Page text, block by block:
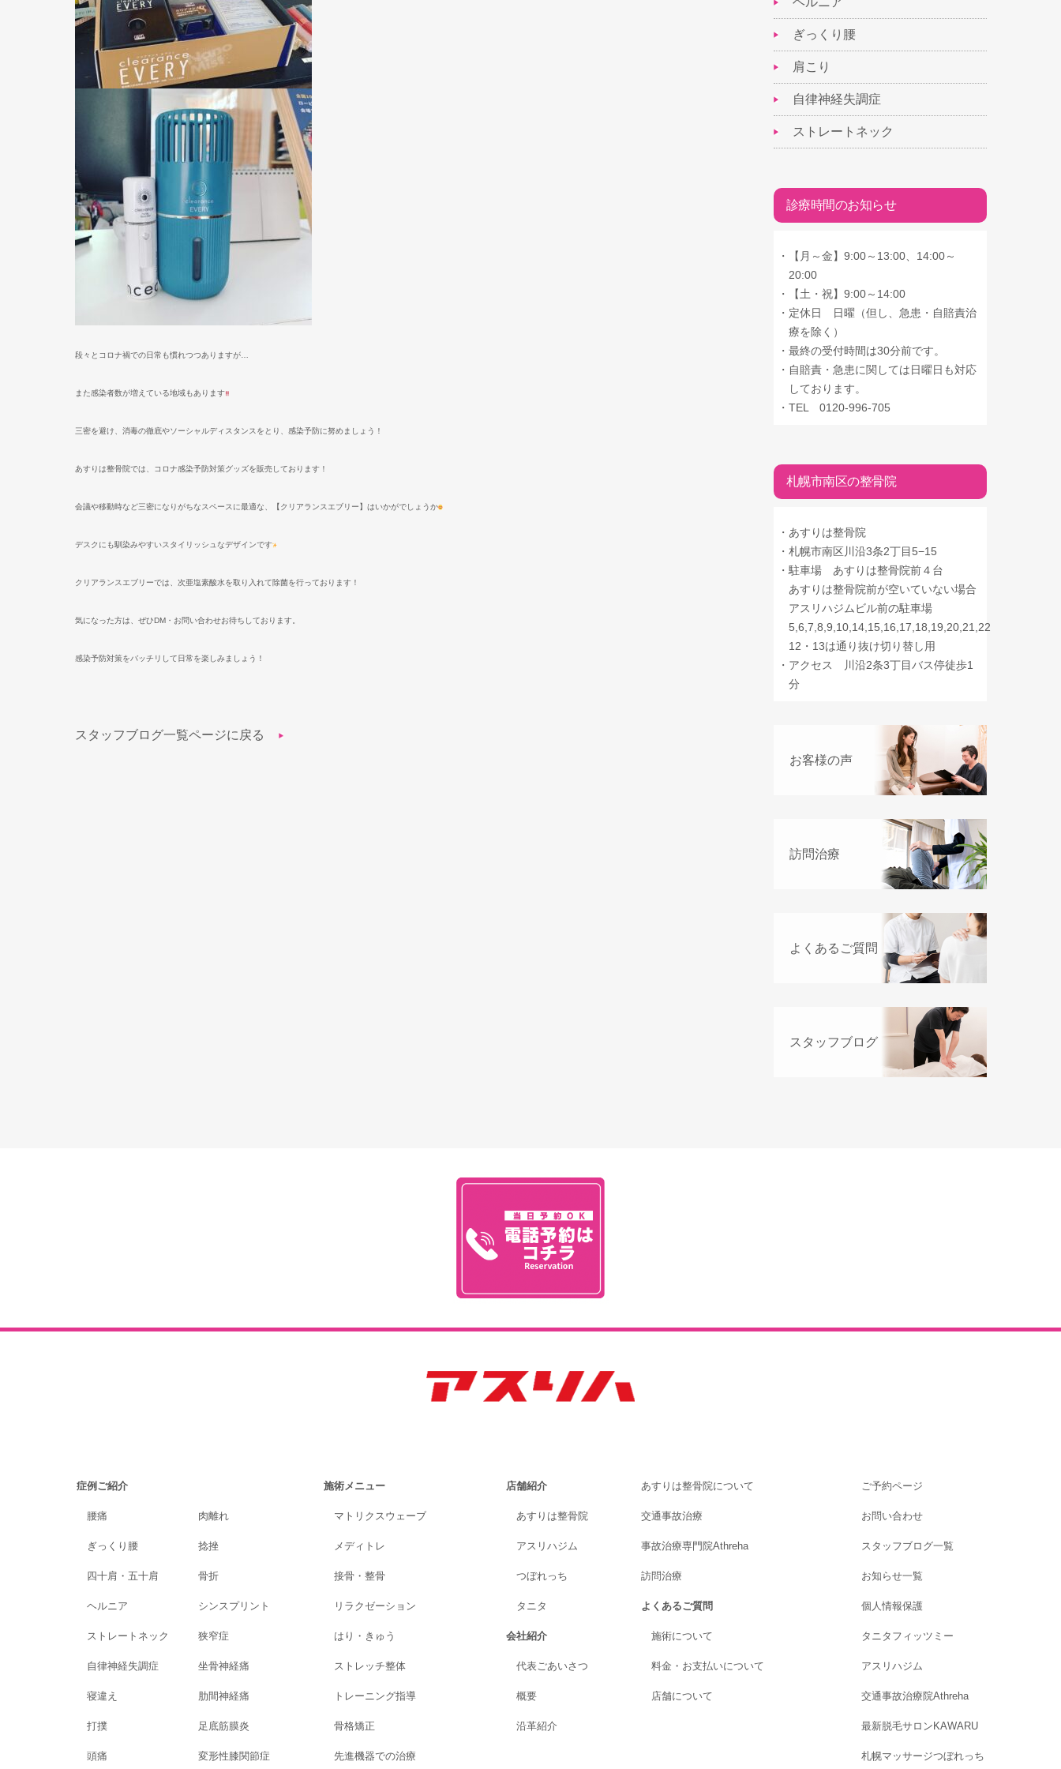
段々とコロナ禍での日常も慣れつつありますが…
また感染者数が増えている地域もあります
三密を避け、消毒の徹底やソーシャルディスタンスをとり、感染予防に努めましょう！
あすりは整骨院では、コロナ感染予防対策グッズを販売しております！
会議や移動時など三密になりがちなスペースに最適な、【クリアランスエブリー】はいかがでしょうか
デスクにも馴染みやすいスタイリッシュなデザインです
クリアランスエブリーでは、次亜塩素酸水を取り入れて除菌を行っております！
気になった方は、ぜひDM・お問い合わせお待ちしております。
感染予防対策をバッチリして日常を楽しみましょう！
スタッフブログ一覧ページに戻る
ぎっくり腰
肩こり
自律神経失調症
ストレートネック
診療時間のお知らせ
・
【月～金】9:00～13:00、14:00～
20:00
・
【土・祝】9:00～14:00
・ 定休日 日曜（但し、急患・自賠責治
療を除く）
・ 最終の受付時間は30分前です。
・ 自賠責・急患に関しては日曜日も対応
しております。
・ TEL 0120-996-705
札幌市南区の整骨院
・ あすりは整骨院
・ 札幌市南区川沿3条2丁目5−15
・ 駐車場 あすりは整骨院前４台
あすりは整骨院前が空いていない場合
アスリハジムビル前の駐車場
5,6,7,8,9,10,14,15,16,17,18,19,20,21,22
12・13は通り抜け切り替し用
・ アクセス 川沿2条3丁目バス停徒歩1
分
お客様の声
訪問治療
よくあるご質問
スタッフブログ
症例ご紹介
腰痛
ぎっくり腰
四十肩・五十肩
ヘルニア
ストレートネック
自律神経失調症
寝違え
打撲
頭痛
肉離れ
捻挫
骨折
シンスプリント
狭窄症
坐骨神経痛
肋間神経痛
足底筋膜炎
変形性膝関節症
施術メニュー
マトリクスウェーブ
メディトレ
接骨・整骨
リラクゼーション
はり・きゅう
ストレッチ整体
トレーニング指導
骨格矯正
先進機器での治療
店舗紹介
あすりは整骨院
アスリハジム
つぼれっち
タニタ
会社紹介
代表ごあいさつ
概要
沿革紹介
あすりは整骨院について
交通事故治療
事故治療専門院Athreha
訪問治療
よくあるご質問
施術について
料金・お支払いについて
店舗について
ご予約ページ
お問い合わせ
スタッフブログ一覧
お知らせ一覧
個人情報保護
タニタフィッツミー
アスリハジム
交通事故治療院Athreha
最新脱毛サロンKAWARU
札幌マッサージつぼれっち